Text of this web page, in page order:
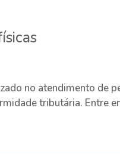
no atendimento de
tributária. Entre